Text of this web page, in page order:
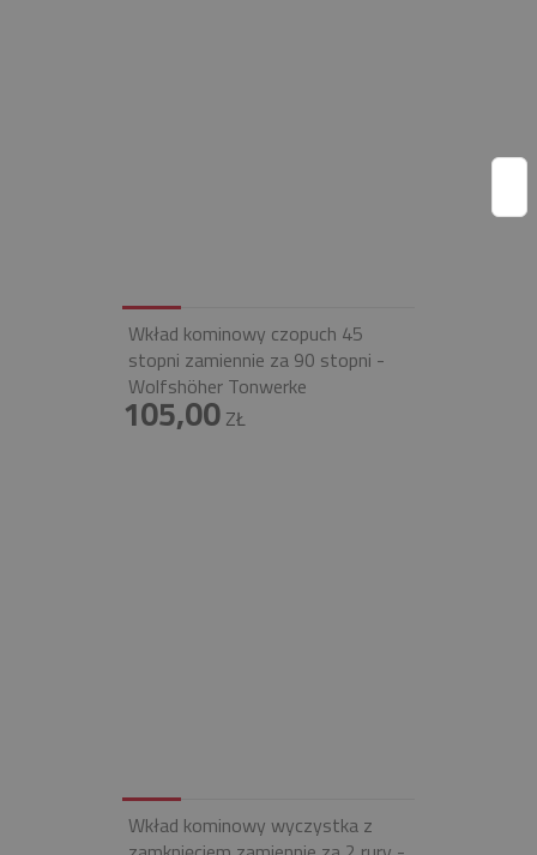
Wkład kominowy czopuch 45
stopni zamiennie za 90 stopni -
Wolfshöher Tonwerke
105,00ZŁ
Wkład kominowy wyczystka z